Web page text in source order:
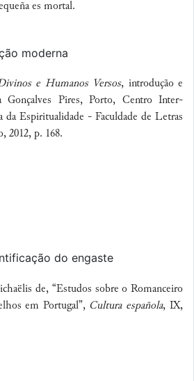
es mortal.
moderna
e Humanos Versos, introdução e
Pires, Porto, Centro Inter-
Espiritualidade - Faculdade de Letras
2012, p. 168.
do engaste
de, “Estudos sobre o Romanceiro
em Portugal”, Cultura española, IX,